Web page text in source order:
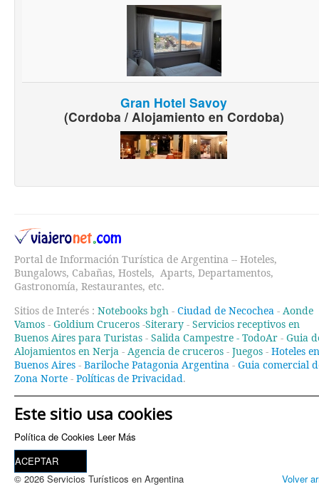
Gran Hotel Savoy
(Cordoba / Alojamiento en Cordoba)
Portal de Información Turística de Argentina -- Hoteles,
Bungalows, Cabañas, Hostels, Aparts, Departamentos,
Gastronomía, Restaurantes, etc.
Sitios de Interés : Notebooks bgh - Ciudad de Necochea - Aonde
Vamos - Goldium Cruceros -Siterary - Servicios receptivos en
Buenos Aires para Turistas - Salida Campestre - TodoAr - Guia
Alojamientos en Nerja - Agencia de cruceros - Juegos - Hoteles en
Buenos Aires - Bariloche Patagonia Argentina - Guia comercial
Zona Norte - Políticas de Privacidad.
Este sitio usa cookies
Política de Cookies Leer Más
ACEPTAR
Volver
© 2026 Servicios Turísticos en Argentina